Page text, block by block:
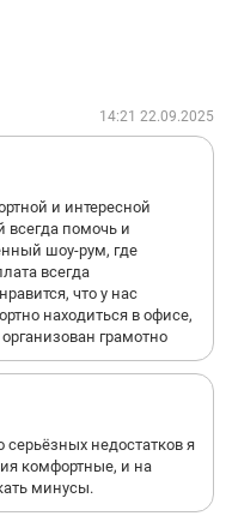
14:21 22.09.2025
и интересной
всегда помочь и
шоу-рум, где
всегда
что у нас
находиться в офисе,
грамотно
серьёзных недостатков я
комфортные, и на
минусы.